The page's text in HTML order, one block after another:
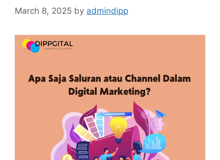
March 8, 2025 by admindipp